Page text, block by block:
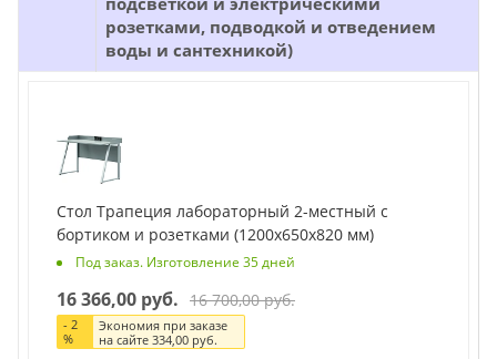
розетками, подводкой и отведением
воды и сантехникой)
Стол Трапеция лабораторный 2-местный с
бортиком и розетками (1200х650х820 мм)
Под заказ. Изготовление 35 дней
16 366,00 руб. 16 700,00 руб.
- 2
%
Экономия при заказе
на сайте334,00 руб.